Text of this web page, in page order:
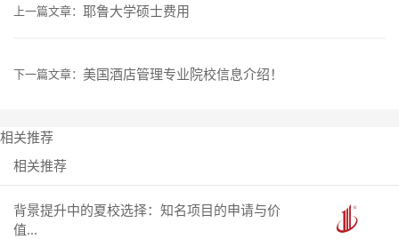
上一篇文章： 耶鲁大学硕士费用
下一篇文章： 美国酒店管理专业院校信息介绍！
相关推荐
相关推荐
背景提升中的夏校选择：知名项目的申请与价
值...